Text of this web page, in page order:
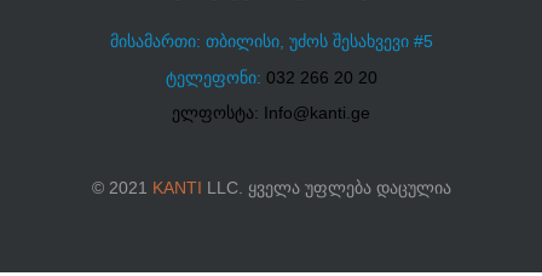
მისამართი: თბილისი, უძოს შესახვევი #5
ტელეფონი: 032 266 20 20
ელფოსტა: Info@kanti.ge
© 2021 KANTI LLC. ყველა უფლება დაცულია